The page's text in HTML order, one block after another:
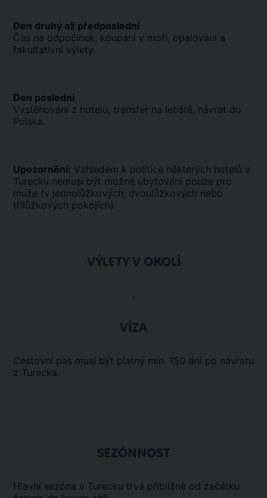
Den druhý až předposlední
Čas na odpočinek, koupání v moři, opalování a
fakultativní výlety.
Den poslední
Vystěhování z hotelu, transfer na letiště, návrat do
Polska.
Upozornění: Vzhledem k politice některých hotelů v
Turecku nemusí být možné ubytování pouze pro
muže (v jednolůžkových, dvoulůžkových nebo
třílůžkových pokojích).
VÝLETY V OKOLÍ
.
VÍZA
Cestovní pas musí být platný min. 150 dní po návratu
z Turecka.
SEZÓNNOST
Hlavní sezóna v Turecku trvá přibližně od začátku